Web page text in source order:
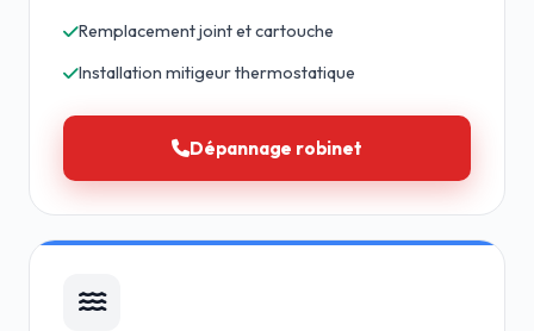
Remplacement joint et cartouche
Installation mitigeur thermostatique
Dépannage robinet